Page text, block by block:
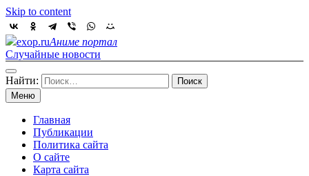
Skip to content
exop.ruАниме портал
Случайные новости
Найти:
Меню
Главная
Публикации
Политика сайта
О сайте
Карта сайта